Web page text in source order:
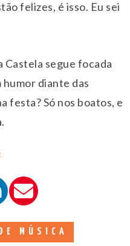
felizes, é isso. Eu sei
Castela segue focada
humor diante das
festa? Só nos boatos, e
MÚSICA